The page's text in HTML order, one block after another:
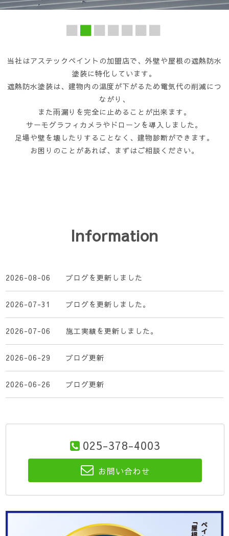
当社はアステックペイントの加盟店で、外壁や屋根の遮熱防水
塗装に特化しています。
遮熱防水塗装は、建物内の温度が下がるため電気代の削減につ
ながり、
また雨漏りを完全に止めることが出来ます。
サーモグラフィカメラやドローンを導入しました。
足場や壁を壊したりすることなく、建物診断ができます。
お困りのことがあれば、まずはご相談ください。
Information
2026-08-06 ブログを更新しました
2026-07-31 ブログを更新しました。
2026-07-06 施工実績を更新しました。
2026-06-29 ブログ更新
2026-06-26 ブログ更新
025-378-4003
お問い合わせ